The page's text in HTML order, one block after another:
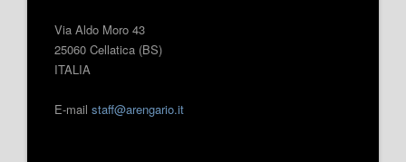
Via Aldo Moro 43
25060 Cellatica (BS)
ITALIA
E-mail staff@arengario.it